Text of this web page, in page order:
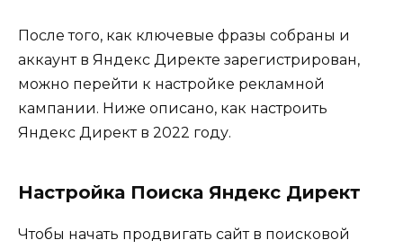
После того, как ключевые фразы собраны и
аккаунт в Яндекс Директе зарегистрирован,
можно перейти к настройке рекламной
кампании. Ниже описано, как настроить
Яндекс Директ в 2022 году.
Настройка Поиска Яндекс Директ
Чтобы начать продвигать сайт в поисковой